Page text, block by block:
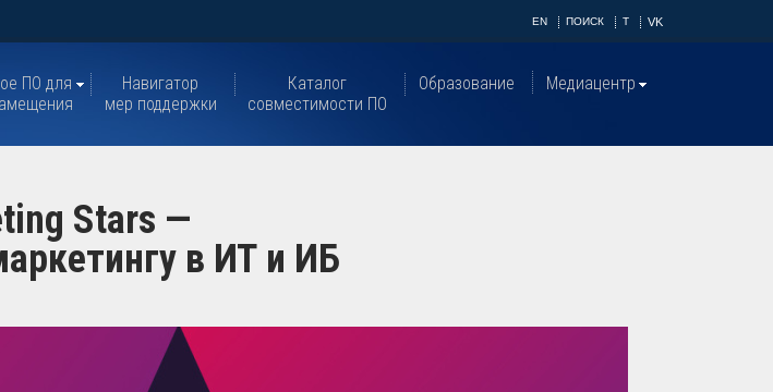
EN ПОИСК T VK
ПО для
Навигатор
мер поддержки
Каталог
совместимости ПО
Образование Медиацентр
Stars —
в ИТ и ИБ